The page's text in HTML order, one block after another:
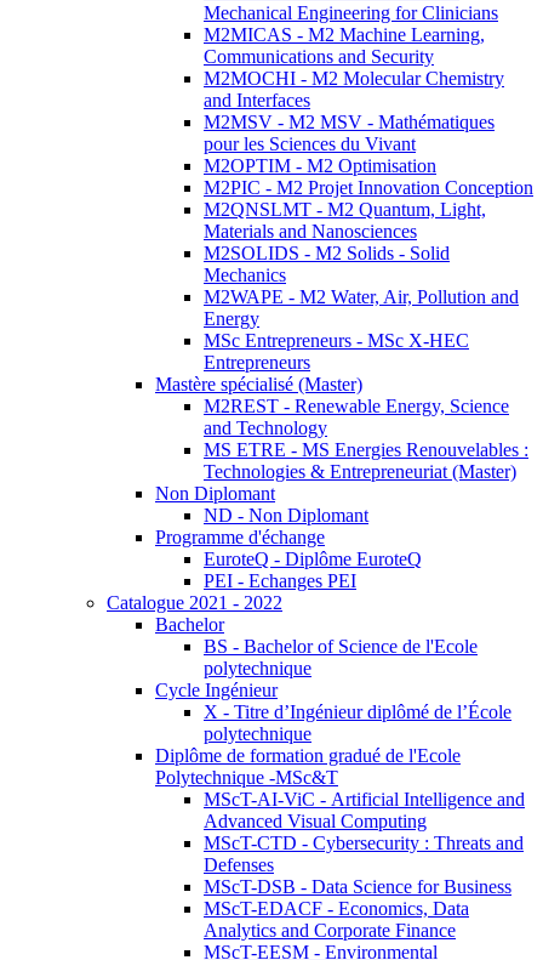
Mechanical Engineering for Clinicians
M2MICAS - M2 Machine Learning,
Communications and Security
M2MOCHI - M2 Molecular Chemistry
and Interfaces
M2MSV - M2 MSV - Mathématiques
pour les Sciences du Vivant
M2OPTIM - M2 Optimisation
M2PIC - M2 Projet Innovation Conception
M2QNSLMT - M2 Quantum, Light,
Materials and Nanosciences
M2SOLIDS - M2 Solids - Solid
Mechanics
M2WAPE - M2 Water, Air, Pollution and
Energy
MSc Entrepreneurs - MSc X-HEC
Entrepreneurs
Mastère spécialisé (Master)
M2REST - Renewable Energy, Science
and Technology
MS ETRE - MS Energies Renouvelables :
Technologies & Entrepreneuriat (Master)
Non Diplomant
ND - Non Diplomant
Programme d'échange
EuroteQ - Diplôme EuroteQ
PEI - Echanges PEI
Catalogue 2021 - 2022
Bachelor
BS - Bachelor of Science de l'Ecole
polytechnique
Cycle Ingénieur
X - Titre d’Ingénieur diplômé de l’École
polytechnique
Diplôme de formation gradué de l'Ecole
Polytechnique -MSc&T
MScT-AI-ViC - Artificial Intelligence and
Advanced Visual Computing
MScT-CTD - Cybersecurity : Threats and
Defenses
MScT-DSB - Data Science for Business
MScT-EDACF - Economics, Data
Analytics and Corporate Finance
MScT-EESM - Environmental